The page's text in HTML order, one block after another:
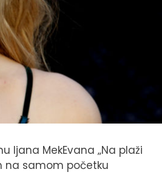
MekEvana ‚‚Na plaži
na samom početku